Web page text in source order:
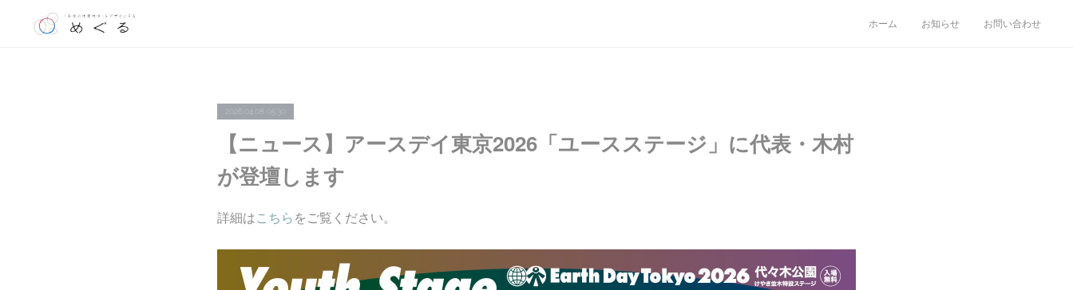
ホーム お知らせ お問い合わせ
2026.04.08 05:30
【ニュース】アースデイ東京2026「ユースステージ」に代表・木村
が登壇します
詳細はこちらをご覧ください。